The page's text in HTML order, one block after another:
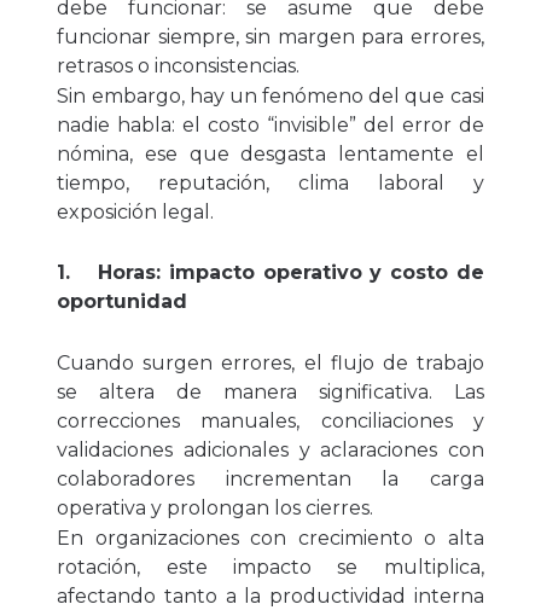
debe funcionar: se asume que debe
funcionar siempre, sin margen para errores,
retrasos o inconsistencias.
Sin embargo, hay un fenómeno del que casi
nadie habla: el costo “invisible” del error de
nómina, ese que desgasta lentamente el
tiempo, reputación, clima laboral y
exposición legal.
1.
Horas: impacto operativo y costo de
oportunidad
Cuando surgen errores, el flujo de trabajo
se altera de manera significativa. Las
correcciones manuales, conciliaciones y
validaciones adicionales y aclaraciones con
colaboradores incrementan la carga
operativa y prolongan los cierres.
En organizaciones con crecimiento o alta
rotación, este impacto se multiplica,
afectando tanto a la productividad interna